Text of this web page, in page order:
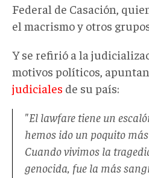
Federal de Casación,
el macrismo y otros
Y se refirió a la
motivos políticos,
judiciales de su país:
"El lawfare tiene un
hemos ido un poquito
Cuando vivimos la
genocida, fue la más